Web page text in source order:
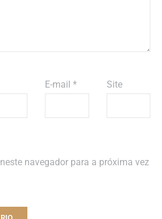
E-mail * Site
navegador para a próxima vez